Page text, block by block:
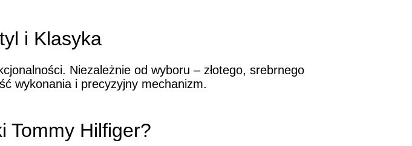
i Klasyka
Niezależnie od wyboru – złotego, srebrnego
wykonania i precyzyjny mechanizm.
Tommy Hilfiger?